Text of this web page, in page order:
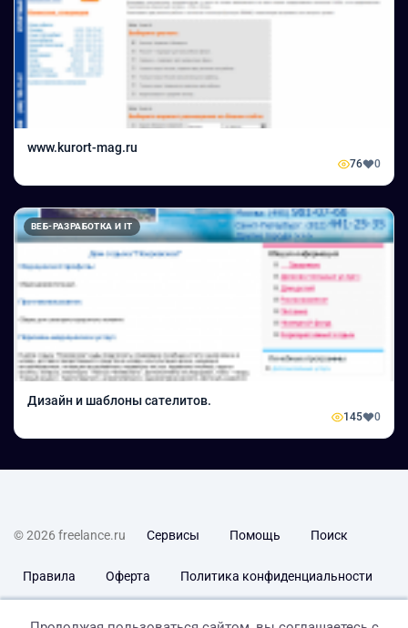
www.kurort-mag.ru
76 0
ВЕБ-РАЗРАБОТКА И IT
Дизайн и шаблоны сателитов.
145 0
© 2026 freelance.ru Сервисы Помощь Поиск
Правила Оферта Политика конфиденциальности